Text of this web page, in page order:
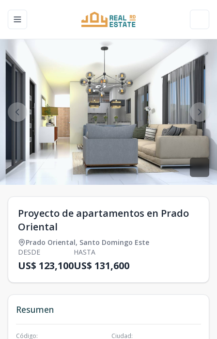
Toggle navigation menu
Proyecto de apartamentos en Prado
Oriental
Prado Oriental, Santo Domingo Este
DESDE
US$ 123,100
HASTA
US$ 131,600
Resumen
Código: Ciudad: